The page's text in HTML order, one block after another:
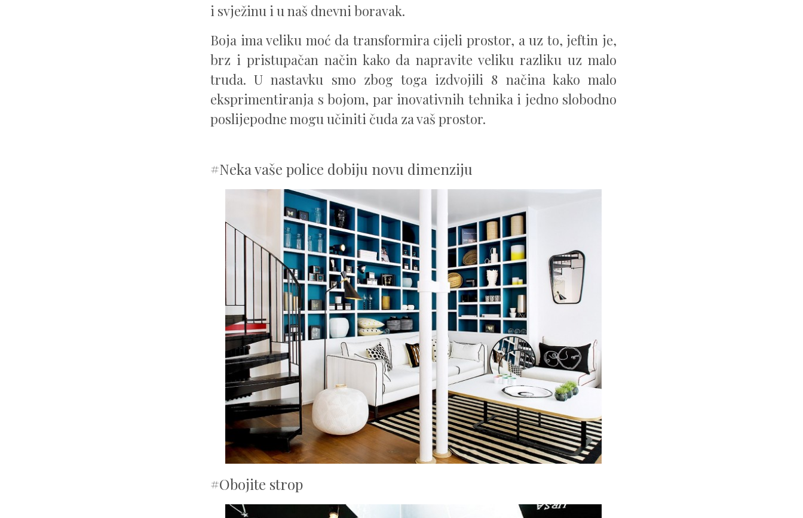
i svježinu i u naš dnevni boravak.
Boja ima veliku moć da transformira cijeli prostor, a uz to, jeftin je,
brz i pristupačan način kako da napravite veliku razliku uz malo
truda. U nastavku smo zbog toga izdvojili 8 načina kako malo
eksprimentiranja s bojom, par inovativnih tehnika i jedno slobodno
poslijepodne mogu učiniti čuda za vaš prostor.
#Neka vaše police dobiju novu dimenziju
#Obojite strop